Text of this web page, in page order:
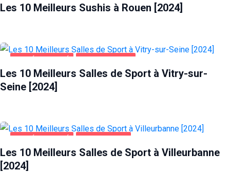
Les 10 Meilleurs Sushis à Rouen [2024]
Les 10 Meilleurs Salles de Sport à Vitry-sur-
Seine [2024]
Les 10 Meilleurs Salles de Sport à Villeurbanne
[2024]